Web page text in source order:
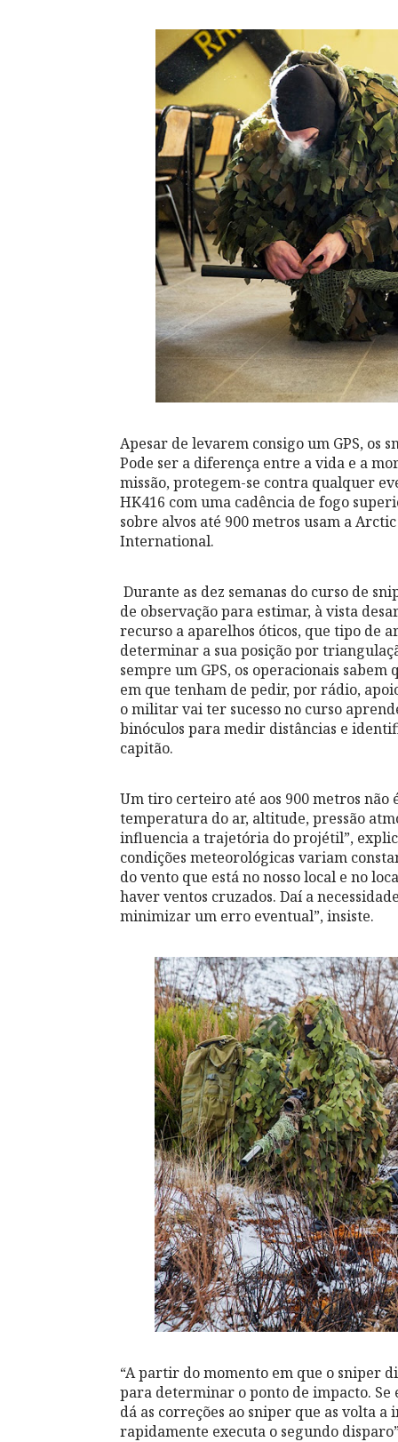
Apesar de levarem consigo um GPS, os
Pode ser a diferença entre a vida e a
missão, protegem-se contra qualquer
HK416 com uma cadência de fogo
sobre alvos até 900 metros usam a
International.
Durante as dez semanas do curso de
de observação para estimar, à vista
recurso a aparelhos óticos, que tipo de
determinar a sua posição por
sempre um GPS, os operacionais
em que tenham de pedir, por rádio,
o militar vai ter sucesso no curso
binóculos para medir distâncias e
capitão.
Um tiro certeiro até aos 900 metros não
temperatura do ar, altitude, pressão
influencia a trajetória do projétil”,
condições meteorológicas variam
do vento que está no nosso local e no
haver ventos cruzados. Daí a
minimizar um erro eventual”, insiste.
“A partir do momento em que o sniper
para determinar o ponto de impacto.
dá as correções ao sniper que as volta
rapidamente executa o segundo